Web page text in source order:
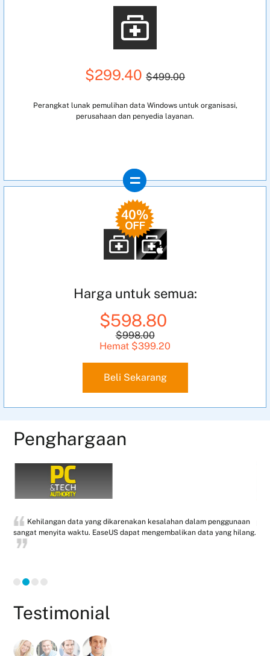
$299.40 $499.00
Perangkat lunak pemulihan data Windows untuk organisasi,
perusahaan dan penyedia layanan.
Harga untuk semua:
$598.80
$998.00
Hemat $399.20
Beli Sekarang
Penghargaan
Aplikasi EaseUS Mac Data Recovery adalah alat yang dapat
membantu anda mengembalikan data yang hilang.
Testimonial